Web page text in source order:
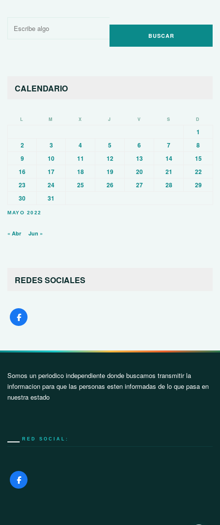
Buscar
CALENDARIO
MAYO 2022
L M X J V S D
1
2
3 4 5 6 7
8
9
10 11 12 13 14
15
16
17 18 19 20 21
22
23
24 25 26 27 28
29
30
31
« Abr Jun »
REDES SOCIALES
Somos un periodico independiente donde buscamos transmitir la
informacion para que las personas esten informadas de lo que pasa en
nuestra estado
RED SOCIAL: